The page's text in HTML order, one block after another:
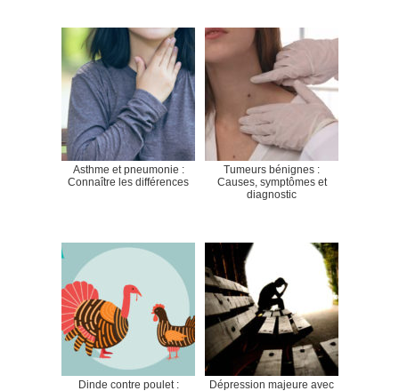
Asthme et pneumonie :
Connaître les différences
Tumeurs bénignes :
Causes, symptômes et
diagnostic
Dinde contre poulet :
Dépression majeure avec